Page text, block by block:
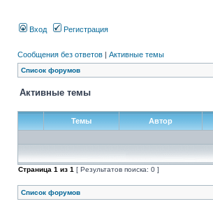
Вход Регистрация
Сообщения без ответов | Активные темы
Список форумов
Активные темы
Темы Автор
Страница 1 из 1 [ Результатов поиска: 0 ]
Список форумов